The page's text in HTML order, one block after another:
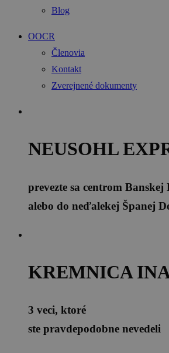
Blog
OOCR
Členovia
Kontakt
Zverejnené dokumenty
NEUSOHL
prevezte sa centrom Banskej
alebo do neďalekej Španej
KREMNICA
3 veci, ktoré
ste pravdepodobne nevedeli